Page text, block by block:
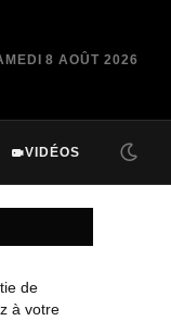
8 AOÛT 2026
VIDÉOS
de
à votre